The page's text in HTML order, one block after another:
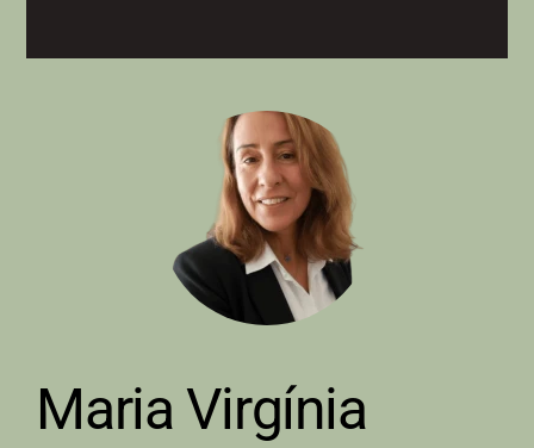
Maria Virgínia